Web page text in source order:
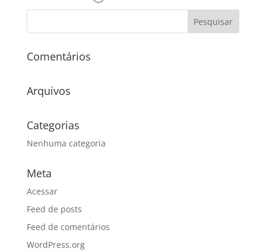
Comentários
Arquivos
Categorias
Nenhuma categoria
Meta
Acessar
Feed de posts
Feed de comentários
WordPress.org